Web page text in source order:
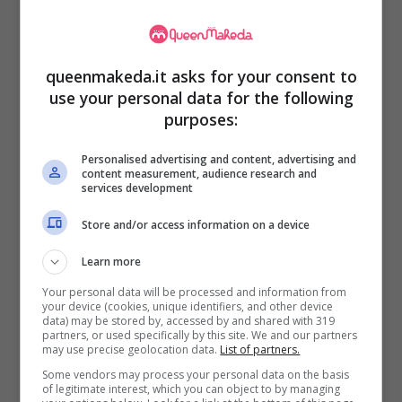
quindi seguire gli aggiornamenti alle
Bonus e agevolazione per ISEE basso, quali sono e come
accedere -queenmakeda.it
Partiamo dalbonus sociale per acqua, luce e
queenmakeda.it asks for your consent to
use your personal data for the following
purposes:
Personalised advertising and content, advertising and
content measurement, audience research and
services development
Store and/or access information on a device
Learn more
Your personal data will be processed and information from
your device (cookies, unique identifiers, and other device
data) may be stored by, accessed by and shared with 319
partners, or used specifically by this site. We and our partners
may use precise geolocation data. List of partners.
Some vendors may process your personal data on the basis
of legitimate interest, which you can object to by managing